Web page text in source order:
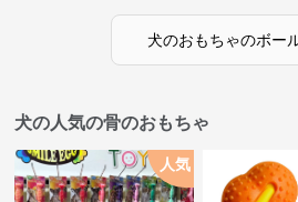
犬のおもちゃのボー
犬の人気の骨のおもちゃ
人気